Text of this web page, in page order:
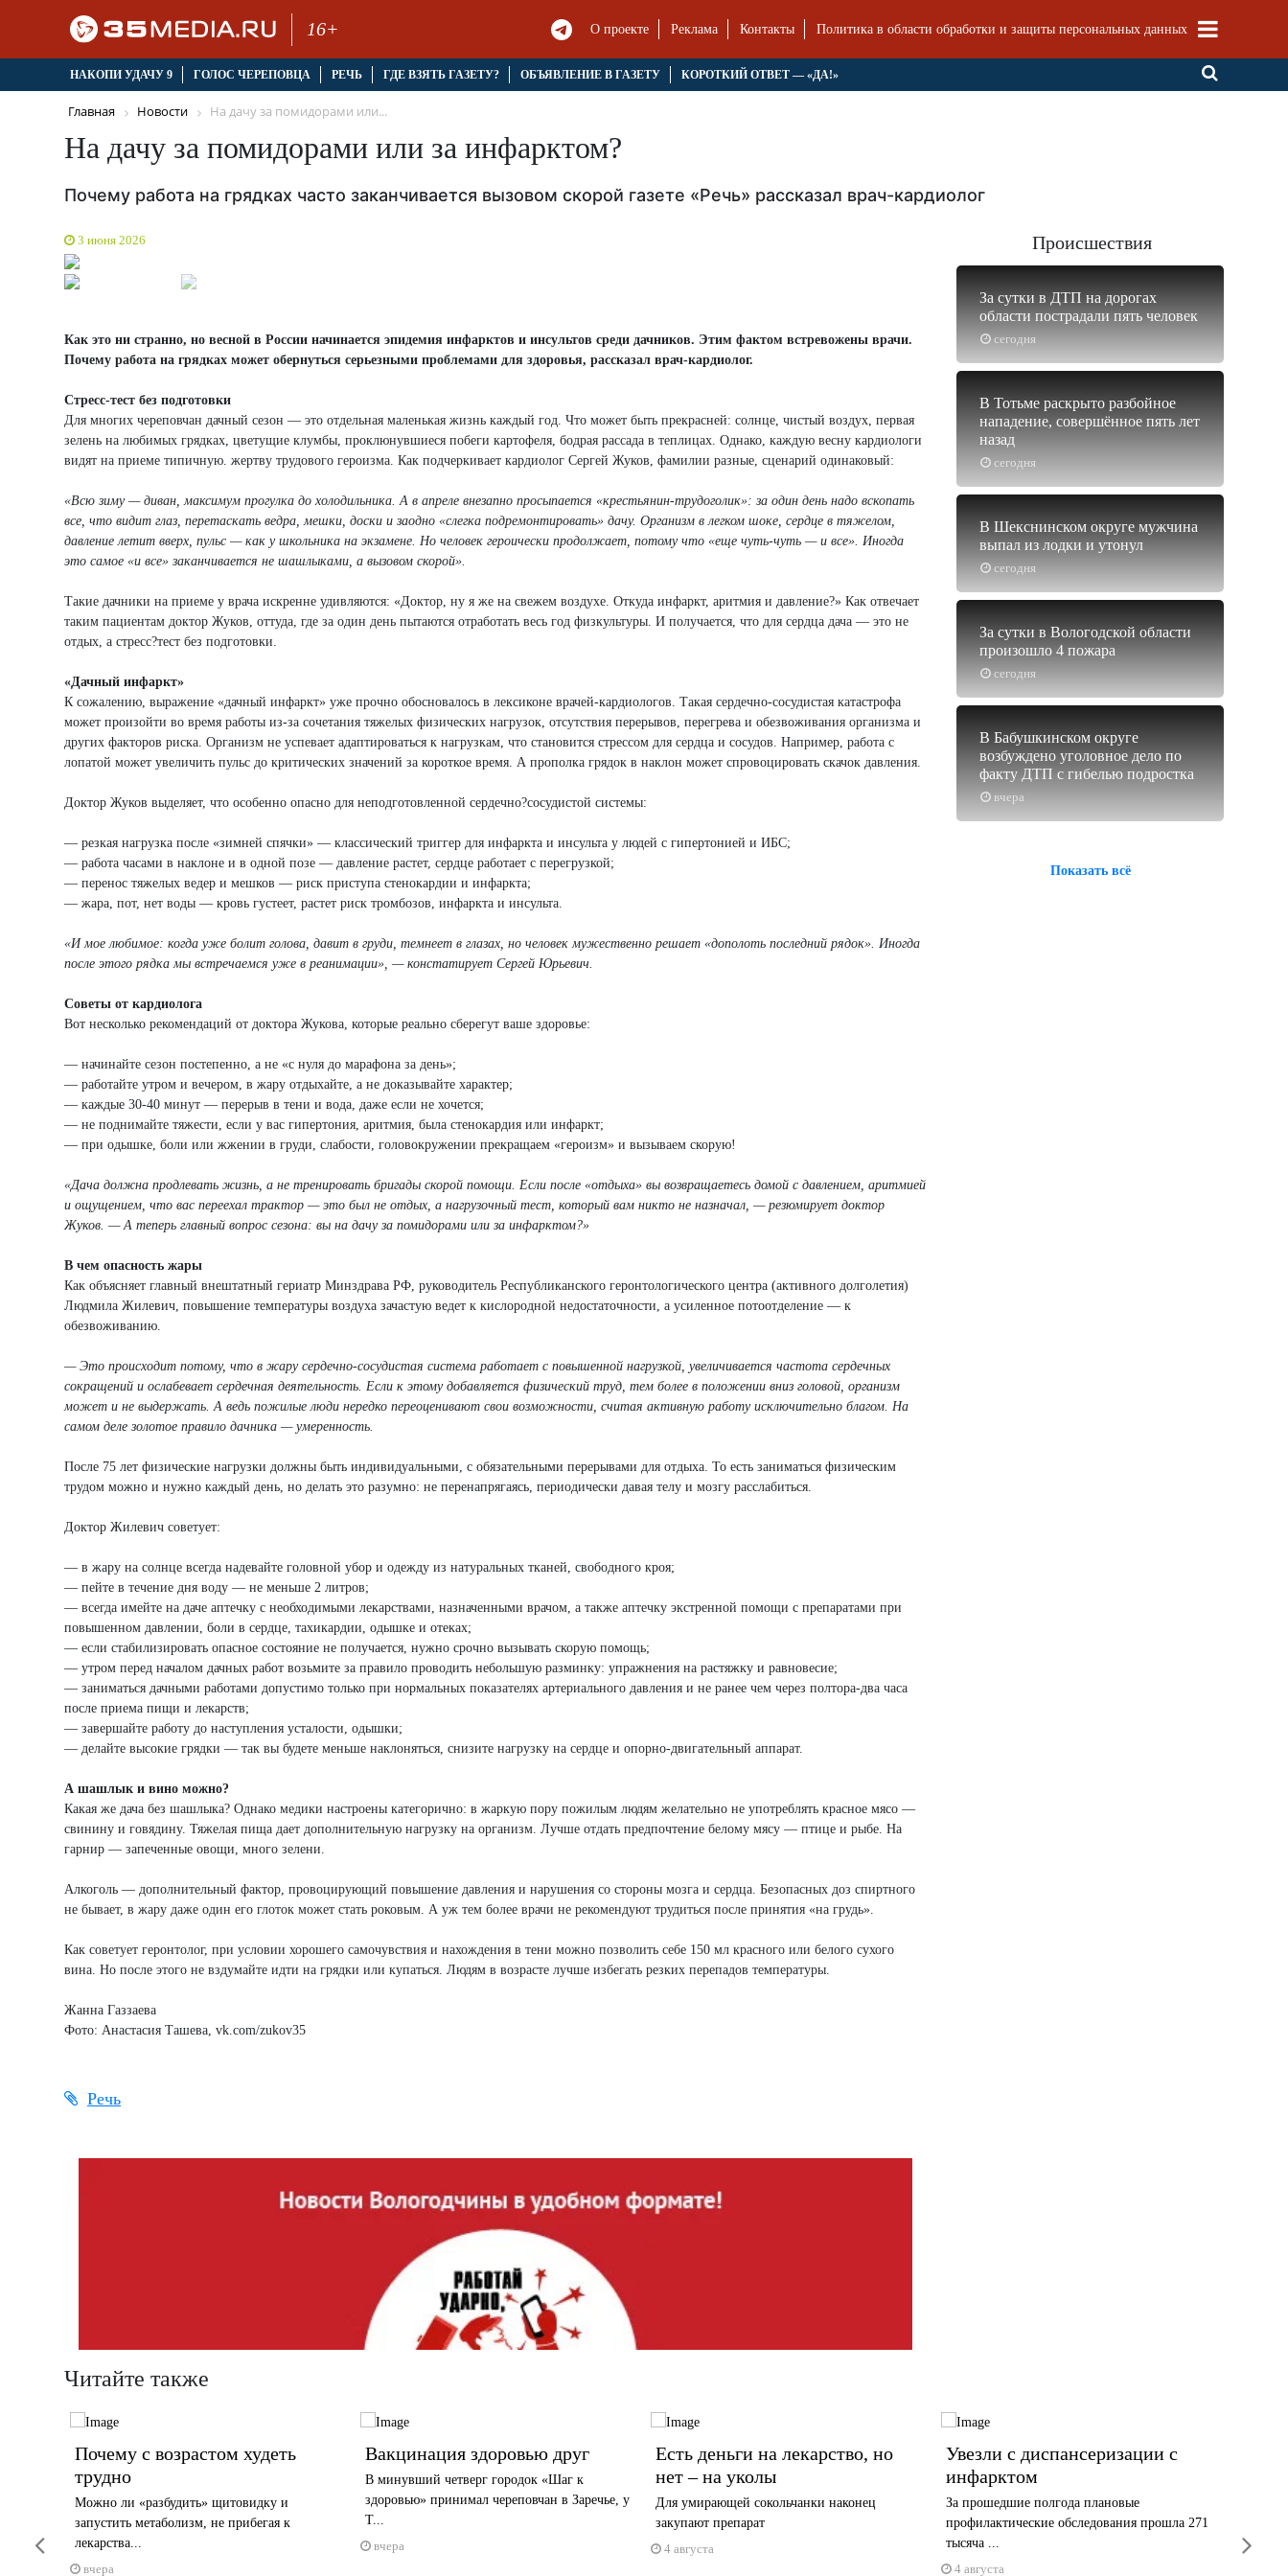
16+ О проекте Реклама Контакты Политика в области обработки и защиты персональных данных
НАКОПИ УДАЧУ 9 ГОЛОС ЧЕРЕПОВЦА РЕЧЬ ГДЕ ВЗЯТЬ ГАЗЕТУ? ОБЪЯВЛЕНИЕ В ГАЗЕТУ КОРОТКИЙ ОТВЕТ — «ДА!»
Главная Новости На дачу за помидорами или...
На дачу за помидорами или за инфарктом?
Почему работа на грядках часто заканчивается вызовом скорой газете «Речь» рассказал врач-кардиолог
3 июня 2026
Как это ни странно, но весной в России начинается эпидемия инфарктов и инсультов среди дачников. Этим фактом встревожены врачи.
Почему работа на грядках может обернуться серьезными проблемами для здоровья, рассказал врач-кардиолог.
Стресс-тест без подготовки
Для многих череповчан дачный сезон — это отдельная маленькая жизнь каждый год. Что может быть прекрасней: солнце, чистый воздух, первая
зелень на любимых грядках, цветущие клумбы, проклюнувшиеся побеги картофеля, бодрая рассада в теплицах. Однако, каждую весну кардиологи
видят на приеме типичную. жертву трудового героизма. Как подчеркивает кардиолог Сергей Жуков, фамилии разные, сценарий одинаковый:
«Всю зиму — диван, максимум прогулка до холодильника. А в апреле внезапно просыпается «крестьянин-трудоголик»: за один день надо вскопать
все, что видит глаз, перетаскать ведра, мешки, доски и заодно «слегка подремонтировать» дачу. Организм в легком шоке, сердце в тяжелом,
давление летит вверх, пульс — как у школьника на экзамене. Но человек героически продолжает, потому что «еще чуть-чуть — и все». Иногда
это самое «и все» заканчивается не шашлыками, а вызовом скорой».
Такие дачники на приеме у врача искренне удивляются: «Доктор, ну я же на свежем воздухе. Откуда инфаркт, аритмия и давление?» Как отвечает
таким пациентам доктор Жуков, оттуда, где за один день пытаются отработать весь год физкультуры. И получается, что для сердца дача — это не
отдых, а стресс?тест без подготовки.
«Дачный инфаркт»
К сожалению, выражение «дачный инфаркт» уже прочно обосновалось в лексиконе врачей-кардиологов. Такая сердечно-сосудистая катастрофа
может произойти во время работы из-за сочетания тяжелых физических нагрузок, отсутствия перерывов, перегрева и обезвоживания организма и
других факторов риска. Организм не успевает адаптироваться к нагрузкам, что становится стрессом для сердца и сосудов. Например, работа с
лопатой может увеличить пульс до критических значений за короткое время. А прополка грядок в наклон может спровоцировать скачок давления.
Доктор Жуков выделяет, что особенно опасно для неподготовленной сердечно?сосудистой системы:
— резкая нагрузка после «зимней спячки» — классический триггер для инфаркта и инсульта у людей с гипертонией и ИБС;
— работа часами в наклоне и в одной позе — давление растет, сердце работает с перегрузкой;
— перенос тяжелых ведер и мешков — риск приступа стенокардии и инфаркта;
— жара, пот, нет воды — кровь густеет, растет риск тромбозов, инфаркта и инсульта.
«И мое любимое: когда уже болит голова, давит в груди, темнеет в глазах, но человек мужественно решает «дополоть последний рядок». Иногда
после этого рядка мы встречаемся уже в реанимации», — констатирует Сергей Юрьевич.
Советы от кардиолога
Вот несколько рекомендаций от доктора Жукова, которые реально сберегут ваше здоровье:
— начинайте сезон постепенно, а не «с нуля до марафона за день»;
— работайте утром и вечером, в жару отдыхайте, а не доказывайте характер;
— каждые 30-40 минут — перерыв в тени и вода, даже если не хочется;
— не поднимайте тяжести, если у вас гипертония, аритмия, была стенокардия или инфаркт;
— при одышке, боли или жжении в груди, слабости, головокружении прекращаем «героизм» и вызываем скорую!
«Дача должна продлевать жизнь, а не тренировать бригады скорой помощи. Если после «отдыха» вы возвращаетесь домой с давлением, аритмией
и ощущением, что вас переехал трактор — это был не отдых, а нагрузочный тест, который вам никто не назначал, — резюмирует доктор
Жуков. — А теперь главный вопрос сезона: вы на дачу за помидорами или за инфарктом?»
В чем опасность жары
Как объясняет главный внештатный гериатр Минздрава РФ, руководитель Республиканского геронтологического центра (активного долголетия)
Людмила Жилевич, повышение температуры воздуха зачастую ведет к кислородной недостаточности, а усиленное потоотделение — к
обезвоживанию.
— Это происходит потому, что в жару сердечно-сосудистая система работает с повышенной нагрузкой, увеличивается частота сердечных
сокращений и ослабевает сердечная деятельность. Если к этому добавляется физический труд, тем более в положении вниз головой, организм
может и не выдержать. А ведь пожилые люди нередко переоценивают свои возможности, считая активную работу исключительно благом. На
самом деле золотое правило дачника — умеренность.
После 75 лет физические нагрузки должны быть индивидуальными, с обязательными перерывами для отдыха. То есть заниматься физическим
трудом можно и нужно каждый день, но делать это разумно: не перенапрягаясь, периодически давая телу и мозгу расслабиться.
Доктор Жилевич советует:
— в жару на солнце всегда надевайте головной убор и одежду из натуральных тканей, свободного кроя;
— пейте в течение дня воду — не меньше 2 литров;
— всегда имейте на даче аптечку с необходимыми лекарствами, назначенными врачом, а также аптечку экстренной помощи с препаратами при
повышенном давлении, боли в сердце, тахикардии, одышке и отеках;
— если стабилизировать опасное состояние не получается, нужно срочно вызывать скорую помощь;
— утром перед началом дачных работ возьмите за правило проводить небольшую разминку: упражнения на растяжку и равновесие;
— заниматься дачными работами допустимо только при нормальных показателях артериального давления и не ранее чем через полтора-два часа
после приема пищи и лекарств;
— завершайте работу до наступления усталости, одышки;
— делайте высокие грядки — так вы будете меньше наклоняться, снизите нагрузку на сердце и опорно-двигательный аппарат.
А шашлык и вино можно?
Какая же дача без шашлыка? Однако медики настроены категорично: в жаркую пору пожилым людям желательно не употреблять красное мясо —
свинину и говядину. Тяжелая пища дает дополнительную нагрузку на организм. Лучше отдать предпочтение белому мясу — птице и рыбе. На
гарнир — запеченные овощи, много зелени.
Алкоголь — дополнительный фактор, провоцирующий повышение давления и нарушения со стороны мозга и сердца. Безопасных доз спиртного
не бывает, в жару даже один его глоток может стать роковым. А уж тем более врачи не рекомендуют трудиться после принятия «на грудь».
Как советует геронтолог, при условии хорошего самочувствия и нахождения в тени можно позволить себе 150 мл красного или белого сухого
вина. Но после этого не вздумайте идти на грядки или купаться. Людям в возрасте лучше избегать резких перепадов температуры.
Жанна Газзаева
Фото: Анастасия Ташева, vk.com/zukov35
Речь
Происшествия
сегодня
За сутки в ДТП на дорогах
области пострадали пять человек
сегодня
В Тотьме раскрыто разбойное
нападение, совершённое пять лет
назад
сегодня
В Шекснинском округе мужчина
выпал из лодки и утонул
сегодня
За сутки в Вологодской области
произошло 4 пожара
вчера
В Бабушкинском округе
возбуждено уголовное дело по
факту ДТП с гибелью подростка
Показать всё
Читайте также
Почему с возрастом худеть
трудно
Можно ли «разбудить» щитовидку и
запустить метаболизм, не прибегая к
лекарства...
вчера
Вакцинация здоровью друг
В минувший четверг городок «Шаг к
здоровью» принимал череповчан в Заречье, у
Т...
вчера
Есть деньги на лекарство, но
нет – на уколы
Для умирающей сокольчанки наконец
закупают препарат
4 августа
Увезли с диспансеризации с
инфарктом
За прошедшие полгода плановые
профилактические обследования прошла 271
тысяча ...
4 августа
Вопрос